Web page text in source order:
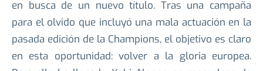
El Rey de Europa vuelve a su competición favorita
en busca de un nuevo título. Tras una campaña
para el olvido que incluyó una mala actuación en la
pasada edición de la Champions, el objetivo es claro